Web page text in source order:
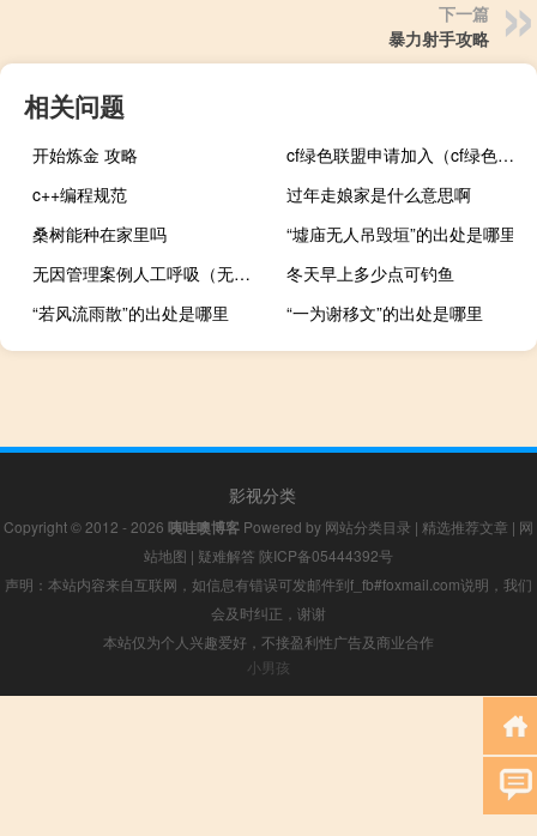
下一篇
暴力射手攻略
相关问题
开始炼金 攻略
cf绿色联盟申请加入（cf绿色联盟）
c++编程规范
过年走娘家是什么意思啊
桑树能种在家里吗
“墟庙无人吊毁垣”的出处是哪里
无因管理案例人工呼吸（无因管理案例）
冬天早上多少点可钓鱼
“若风流雨散”的出处是哪里
“一为谢移文”的出处是哪里
影视分类
Copyright © 2012 - 2026 咦哇噢博客 Powered by 网站分类目录 | 精选推荐文章 | 网
站地图 | 疑难解答 陕ICP备05444392号
声明：本站内容来自互联网，如信息有错误可发邮件到f_fb#foxmail.com说明，我们
会及时纠正，谢谢
本站仅为个人兴趣爱好，不接盈利性广告及商业合作
小男孩